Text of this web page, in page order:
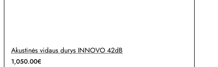
Akustinės vidaus durys INNOVO 42dB
1,050.00€